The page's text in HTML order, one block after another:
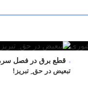
قطع برق در فصل
تبعیض در حق ِ تبریز!